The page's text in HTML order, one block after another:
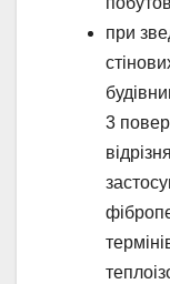
при
3